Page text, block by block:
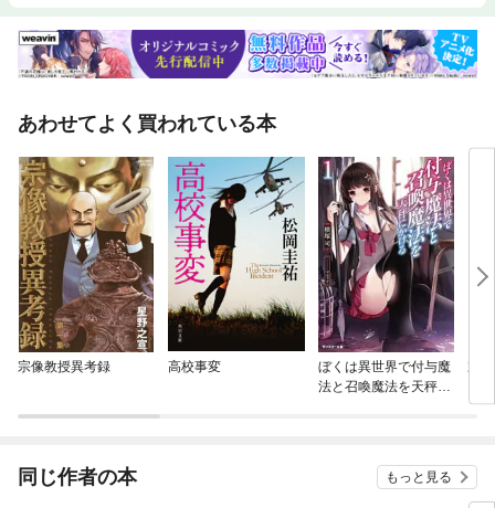
あわせてよく買われている本
宗像教授異考録 高校事変
ぼくは異世界で付与魔
法と召喚魔法を天秤に
宗
同じ作者の本 もっと見る